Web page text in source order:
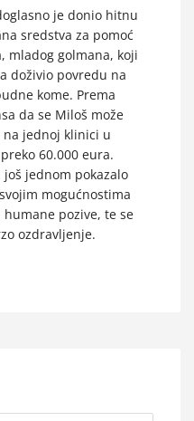
je donio hitnu
sredstva za pomoć
mladog golmana, koji
doživio povredu na
kome. Prema
da se Miloš može
jednoj klinici u
60.000 eura.
jednom pokazalo
mogućnostima
pozive, te se
ozdravljenje.